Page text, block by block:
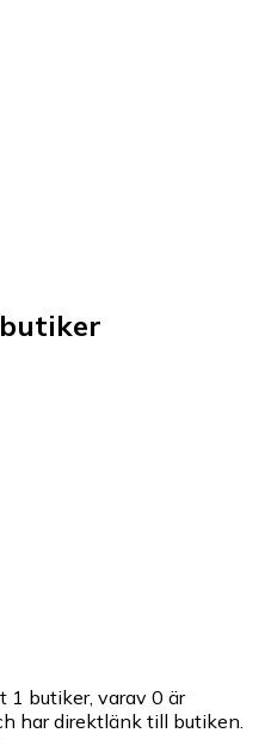
butiker, varav 0 är
har direktlänk till butiken.